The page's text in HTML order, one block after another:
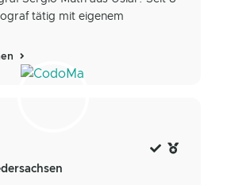
tätig mit eigenem